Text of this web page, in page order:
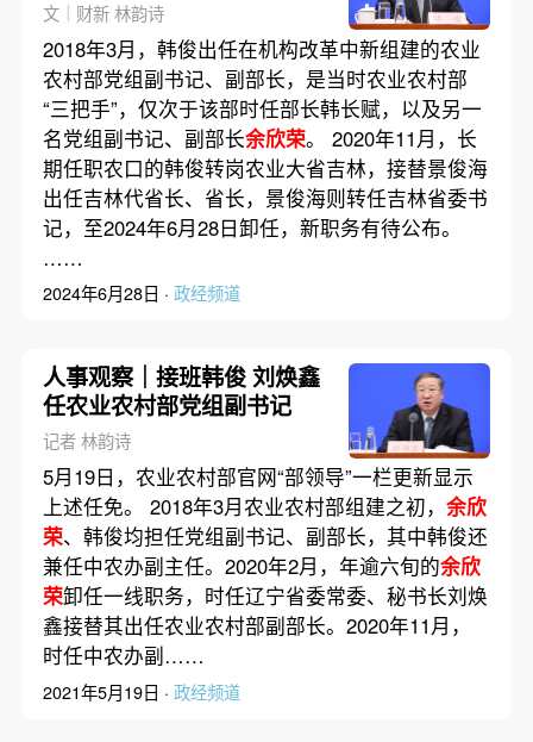
文｜财新 林韵诗
2018年3月，韩俊出任在机构改革中新组建的农业
农村部党组副书记、副部长，是当时农业农村部
“三把手”，仅次于该部时任部长韩长赋，以及另一
名党组副书记、副部长余欣荣。 2020年11月，长
期任职农口的韩俊转岗农业大省吉林，接替景俊海
出任吉林代省长、省长，景俊海则转任吉林省委书
记，至2024年6月28日卸任，新职务有待公布。
……
2024年6月28日 · 政经频道
人事观察｜接班韩俊 刘焕鑫
任农业农村部党组副书记
记者 林韵诗
5月19日，农业农村部官网“部领导”一栏更新显示
上述任免。 2018年3月农业农村部组建之初， 余欣
荣、韩俊均担任党组副书记、副部长，其中韩俊还
兼任中农办副主任。2020年2月，年逾六旬的余欣
荣卸任一线职务，时任辽宁省委常委、秘书长刘焕
鑫接替其出任农业农村部副部长。2020年11月，
时任中农办副……
2021年5月19日 · 政经频道